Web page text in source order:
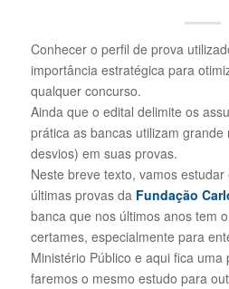
Conhecer o perfil de prova
importância estratégica para
qualquer concurso.
Ainda que o edital delimite os
prática as bancas utilizam
desvios) em suas provas.
Neste breve texto, vamos
últimas provas da Fundação
banca que nos últimos anos tem
certames, especialmente para
Ministério Público e aqui fica uma
faremos o mesmo estudo para